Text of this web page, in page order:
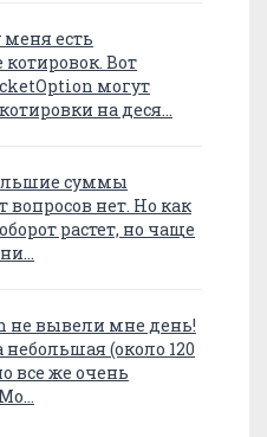
меня есть
котировок. Вот
могут
на деся…
суммы
вопросов нет. Но как
растет, но чаще
не вывели мне день!
(около 120
все же очень